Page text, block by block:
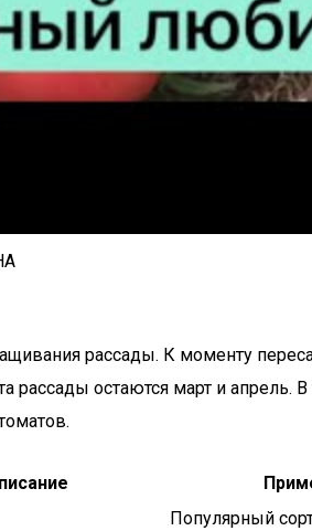
рассады. К моменту
остаются март и апрель.
Популярный